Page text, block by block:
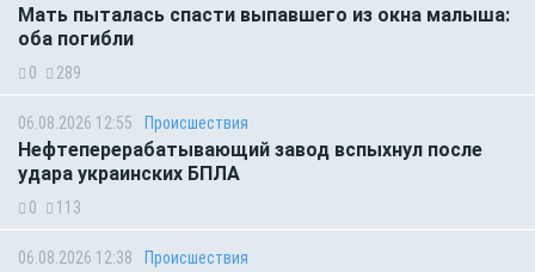
Мать пыталась спасти выпавшего из окна малыша:
оба погибли
0 289
06.08.2026 12:55 Происшествия
Нефтеперерабатывающий завод вспыхнул после
удара украинских БПЛА
0 113
06.08.2026 12:38 Происшествия